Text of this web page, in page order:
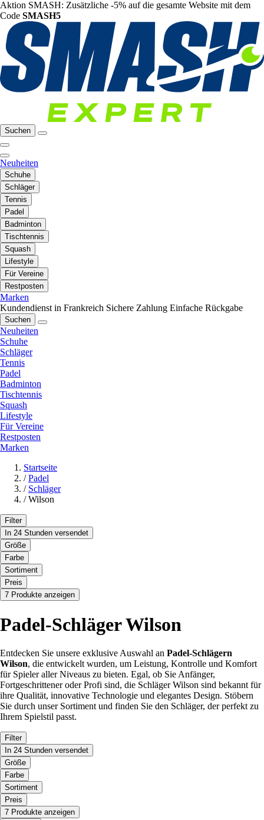
Aktion SMASH: Zusätzliche -5% auf die gesamte Website mit dem
Code SMASH5
Suchen
Neuheiten
Schuhe
Schläger
Tennis
Padel
Badminton
Tischtennis
Squash
Lifestyle
Für Vereine
Restposten
Marken
Kundendienst in Frankreich Sichere Zahlung Einfache Rückgabe
Suchen
Neuheiten
Schuhe
Schläger
Tennis
Padel
Badminton
Tischtennis
Squash
Lifestyle
Für Vereine
Restposten
Marken
Startseite
/ Padel
/ Schläger
/ Wilson
Filter
In 24 Stunden versendet
Größe
Farbe
Sortiment
Preis
7 Produkte anzeigen
Padel-Schläger Wilson
Entdecken Sie unsere exklusive Auswahl an Padel-Schlägern
Wilson, die entwickelt wurden, um Leistung, Kontrolle und Komfort
für Spieler aller Niveaus zu bieten. Egal, ob Sie Anfänger,
Fortgeschrittener oder Profi sind, die Schläger Wilson sind bekannt für
ihre Qualität, innovative Technologie und elegantes Design. Stöbern
Sie durch unser Sortiment und finden Sie den Schläger, der perfekt zu
Ihrem Spielstil passt.
Filter
In 24 Stunden versendet
Größe
Farbe
Sortiment
Preis
7 Produkte anzeigen